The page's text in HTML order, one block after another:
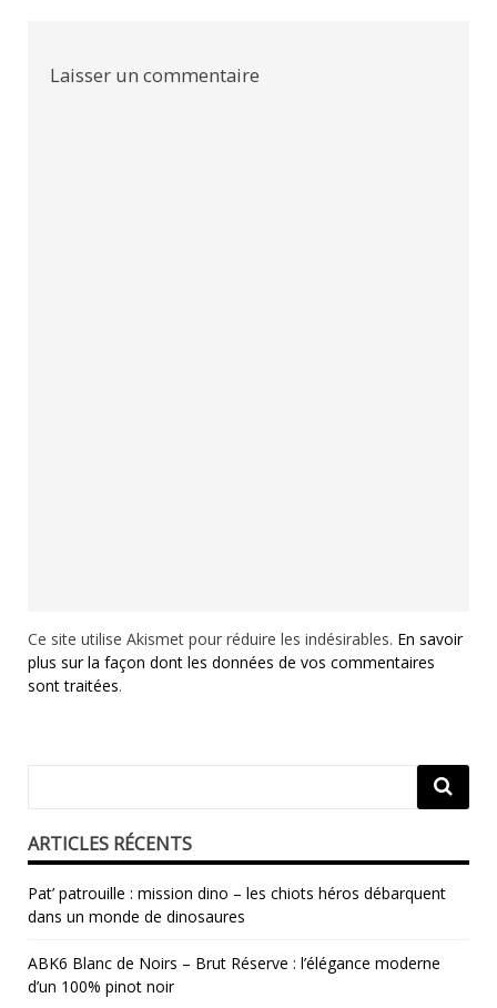
Laisser un commentaire
Ce site utilise Akismet pour réduire les indésirables. En savoir
plus sur la façon dont les données de vos commentaires
sont traitées.
ARTICLES RÉCENTS
Pat’ patrouille : mission dino – les chiots héros débarquent
dans un monde de dinosaures
ABK6 Blanc de Noirs – Brut Réserve : l’élégance moderne
d’un 100% pinot noir